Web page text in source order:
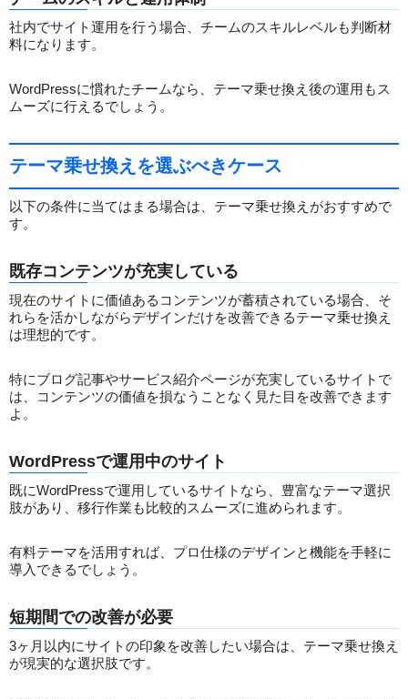
社内でサイト運用を行う場合、チームのスキルレベルも判断材
料になります。
WordPressに慣れたチームなら、テーマ乗せ換え後の運用もス
ムーズに行えるでしょう。
テーマ乗せ換えを選ぶべきケース
以下の条件に当てはまる場合は、テーマ乗せ換えがおすすめで
す。
既存コンテンツが充実している
現在のサイトに価値あるコンテンツが蓄積されている場合、そ
れらを活かしながらデザインだけを改善できるテーマ乗せ換え
は理想的です。
特にブログ記事やサービス紹介ページが充実しているサイトで
は、コンテンツの価値を損なうことなく見た目を改善できます
よ。
WordPressで運用中のサイト
既にWordPressで運用しているサイトなら、豊富なテーマ選択
肢があり、移行作業も比較的スムーズに進められます。
有料テーマを活用すれば、プロ仕様のデザインと機能を手軽に
導入できるでしょう。
短期間での改善が必要
3ヶ月以内にサイトの印象を改善したい場合は、テーマ乗せ換え
が現実的な選択肢です。